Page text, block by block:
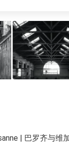
| 巴罗齐与维